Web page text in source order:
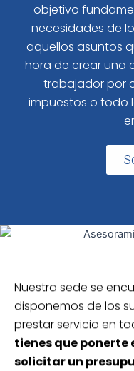
objetivo
necesidades de
aquellos asuntos
hora de crear una
trabajador por
impuestos o todo
Nuestra sede se
disponemos de los
prestar servicio en
tienes que ponerte
solicitar un